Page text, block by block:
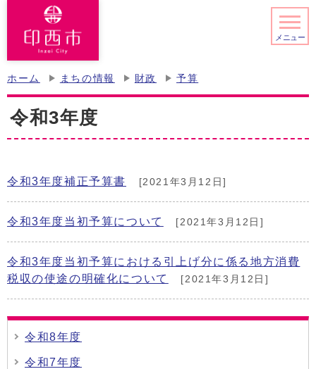
メニュー
ホーム まちの情報 財政 予算
令和3年度
令和3年度補正予算書 [2021年3月12日]
令和3年度当初予算について [2021年3月12日]
令和3年度当初予算における引上げ分に係る地方消費
税収の使途の明確化について
[2021年3月12日]
令和8年度
令和7年度